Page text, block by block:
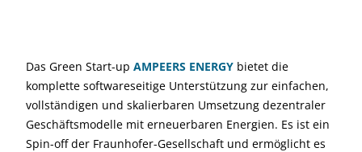
Das Green Start-up AMPEERS ENERGY bietet die
komplette softwareseitige Unterstützung zur einfachen,
vollständigen und skalierbaren Umsetzung dezentraler
Geschäftsmodelle mit erneuerbaren Energien. Es ist ein
Spin-off der Fraunhofer-Gesellschaft und ermöglicht es